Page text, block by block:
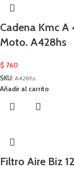
Cadena Kmc A
Moto. A428hs
$ 760
SKU: A428hs
Añadir al carrito
Filtro Aire Biz